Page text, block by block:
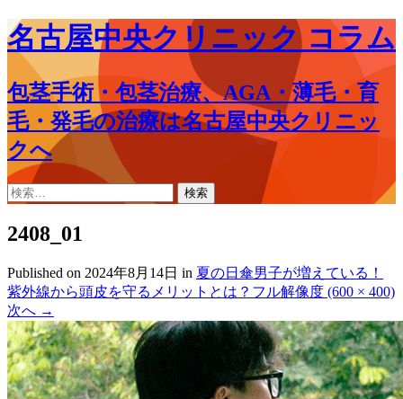
名古屋中央クリニック コラム
包茎手術・包茎治療、AGA・薄毛・育
毛・発毛の治療は名古屋中央クリニッ
クへ
コ
ン
テ
ツ
へ
ス
キ
ッ
プ
検
索:
2408_01
Published on 2024年8月14日 in 夏の日傘男子が増えている！
紫外線から頭皮を守るメリットとは？ フル解像度 (600 × 400)
次へ →